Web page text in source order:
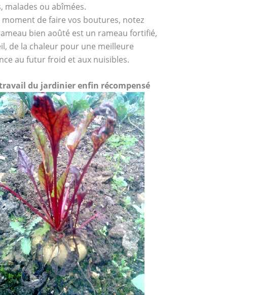
malades ou abîmées.
moment de faire vos boutures, notez
bien aoûté est un rameau fortifié,
de la chaleur pour une meilleure
au futur froid et aux nuisibles.
du jardinier enfin récompensé